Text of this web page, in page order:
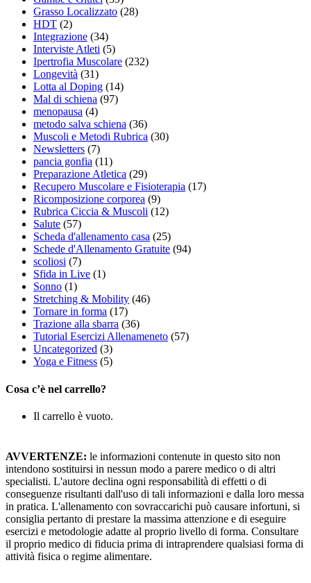
Grasso Localizzato (28)
HDT (2)
Integrazione (34)
Interviste Atleti (5)
Ipertrofia Muscolare (232)
Longevità (31)
Lotta al Doping (14)
Mal di schiena (97)
menopausa (4)
metodo salva schiena (36)
Muscoli e Metodi Rubrica (30)
Newsletters (7)
pancia gonfia (11)
Preparazione Atletica (29)
Recupero Muscolare e Fisioterapia (17)
Ricomposizione corporea (9)
Rubrica Ciccia & Muscoli (12)
Salute (57)
Scheda d'allenamento casa (25)
Schede d'Allenamento Gratuite (94)
scoliosi (7)
Sfida in Live (1)
Sonno (1)
Stretching & Mobility (46)
Tornare in forma (17)
Trazione alla sbarra (36)
Tutorial Esercizi Allenameneto (57)
Uncategorized (3)
Yoga e Fitness (5)
Cosa c’è nel carrello?
Il carrello è vuoto.
AVVERTENZE: le informazioni contenute in questo sito non
intendono sostituirsi in nessun modo a parere medico o di altri
specialisti. L'autore declina ogni responsabilità di effetti o di
conseguenze risultanti dall'uso di tali informazioni e dalla loro messa
in pratica. L'allenamento con sovraccarichi può causare infortuni, si
consiglia pertanto di prestare la massima attenzione e di eseguire
esercizi e metodologie adatte al proprio livello di forma. Consultare
il proprio medico di fiducia prima di intraprendere qualsiasi forma di
attività fisica o regime alimentare.